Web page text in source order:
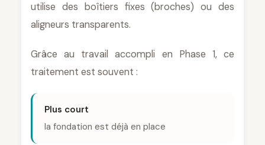
utilise des boîtiers fixes (broches) ou des
aligneurs transparents.
Grâce au travail accompli en Phase 1, ce
traitement est souvent :
Plus court
la fondation est déjà en place